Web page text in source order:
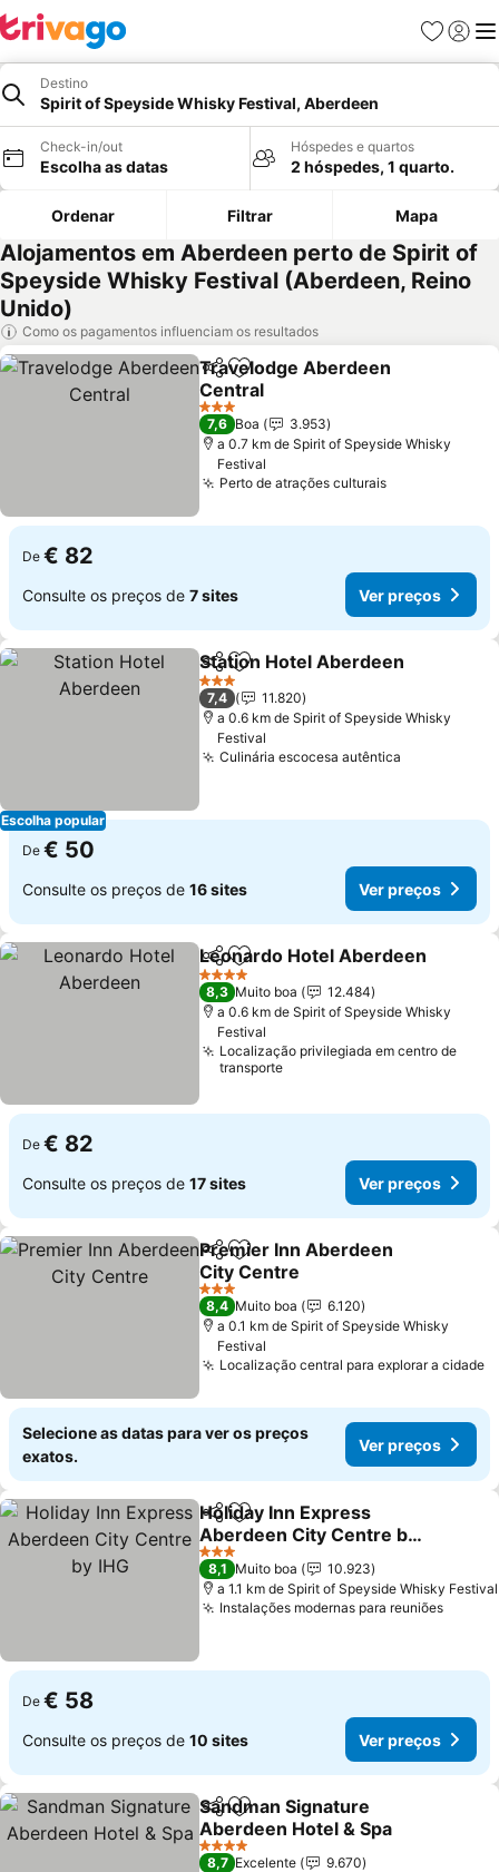
Favoritos
Iniciar
Destino
Spirit of Speyside Whisky Festival, Aberdeen
Check-in/out
Escolha as datas
Hóspedes e quartos
2 hóspedes, 1 quarto.
Ordenar Filtrar Mapa
Alojamentos em Aberdeen perto de Spirit of
Speyside Whisky Festival (Aberdeen, Reino
Unido)
Como os pagamentos influenciam os resultados
PartilharAdicionar aos favoritos
Travelodge Aberdeen
Central
Ver preços
3 Estrelas
7,6 Boa
3.953
a 0.7 km de Spirit of Speyside Whisky
Festival
Perto de atrações culturaisVer preços
De € 82
Consulte os preços de 7 sites Ver preços
Escolha popular
PartilharAdicionar aos favoritos
Station Hotel Aberdeen
3 Estrelas
7,4
11.820
a 0.6 km de Spirit of Speyside Whisky
Festival
Culinária escocesa autêntica
De € 50
Consulte os preços de 16 sites Ver preços
PartilharAdicionar aos favoritos
Leonardo Hotel Aberdeen
4 Estrelas
8,3 Muito boa
12.484
a 0.6 km de Spirit of Speyside Whisky
Festival
Localização privilegiada em centro de
transporte
De € 82
Consulte os preços de 17 sites Ver preços
PartilharAdicionar aos favoritos
Premier Inn Aberdeen
City Centre
Ver preços
3 Estrelas
8,4 Muito boa
6.120
a 0.1 km de Spirit of Speyside Whisky
Festival
Localização central para explorar a cidade
Selecione as datas para ver os preços
exatos.
Ver preços
PartilharAdicionar aos favoritos
Holiday Inn Express
Aberdeen City Centre by
IHG
Ver preços
3 Estrelas
8,1 Muito boa
10.923
a 1.1 km de Spirit of Speyside Whisky Festival
Instalações modernas para reuniõesVer
De € 58
Consulte os preços de 10 sites Ver preços
PartilharAdicionar aos favoritos
Sandman Signature
Aberdeen Hotel & Spa
Ver preços
4 Estrelas
8,7 Excelente
9.670